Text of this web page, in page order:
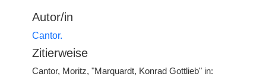
Autor/in
Cantor.
Zitierweise
Cantor, Moritz, "Marquardt, Konrad Gottlieb" in: